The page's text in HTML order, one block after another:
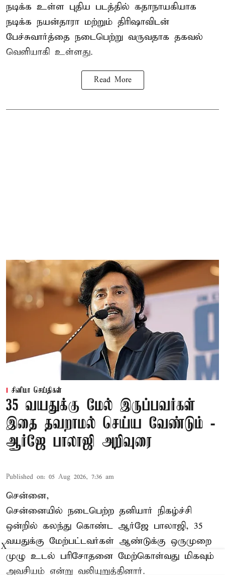
நடிக்க உள்ள புதிய படத்தில் கதாநாயகியாக
நடிக்க நயன்தாரா மற்றும் திரிஷாவிடன்
பேச்சுவார்த்தை நடைபெற்று வருவதாக தகவல்
வெளியாகி உள்ளது.
Read More
சினிமா செய்திகள்
35 வயதுக்கு மேல் இருப்பவர்கள்
இதை தவறாமல் செய்ய வேண்டும் -
ஆர்ஜே பாலாஜி அறிவுரை
Published on: 05 Aug 2026, 7:36 am
சென்னை,
சென்னையில் நடைபெற்ற தனியார் நிகழ்ச்சி
ஒன்றில் கலந்து கொண்ட ஆர்ஜே பாலாஜி, 35
வயதுக்கு மேற்பட்டவர்கள் ஆண்டுக்கு ஒருமுறை
முழு உடல் பரிசோதனை மேற்கொள்வது மிகவும்
அவசியம் என்று வலியுறுத்தினார்.
X